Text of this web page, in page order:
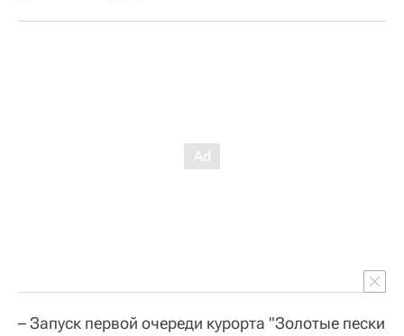
– Запуск первой очереди курорта "Золотые пески